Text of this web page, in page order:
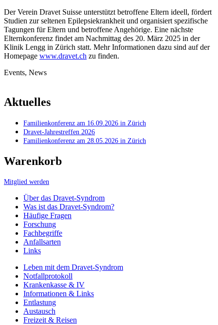
Der Verein Dravet Suisse unterstützt betroffene Eltern ideell, fördert
Studien zur seltenen Epilepsiekrankheit und organisiert spezifische
Tagungen für Eltern und betroffene Angehörige. Eine nächste
Elternkonferenz findet am Nachmittag des 20. März 2025 in der
Klinik Lengg in Zürich statt. Mehr Informationen dazu sind auf der
Homepage www.dravet.ch zu finden.
Events, News
Aktuelles
Familienkonferenz am 16.09.2026 in Zürich
Dravet-Jahrestreffen 2026
Familienkonferenz am 28.05.2026 in Zürich
Warenkorb
Mitglied werden
Über das Dravet-Syndrom
Was ist das Dravet-Syndrom?
Häufige Fragen
Forschung
Fachbegriffe
Anfallsarten
Links
Leben mit dem Dravet-Syndrom
Notfallprotokoll
Krankenkasse & IV
Informationen & Links
Entlastung
Austausch
Freizeit & Reisen